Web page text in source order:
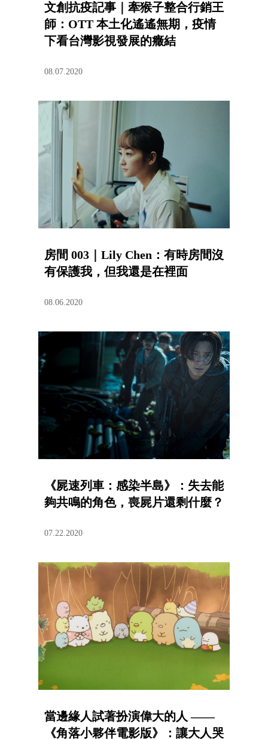
文創抗疫記事｜牽猴子整合行銷王
師：OTT 本土化遙遙無期，疫情
下看台灣影視發展的癥結
08.07.2020
房間 003｜Lily Chen：有時房間沒
有保護我，但我還是在裡面
08.06.2020
《屍速列車：感染半島》：失去能
夠共鳴的角色，喪屍片還剩什麼？
07.22.2020
當邊緣人試著扮演偉大的人 ——
《角落小夥伴電影版》：讓大人哭